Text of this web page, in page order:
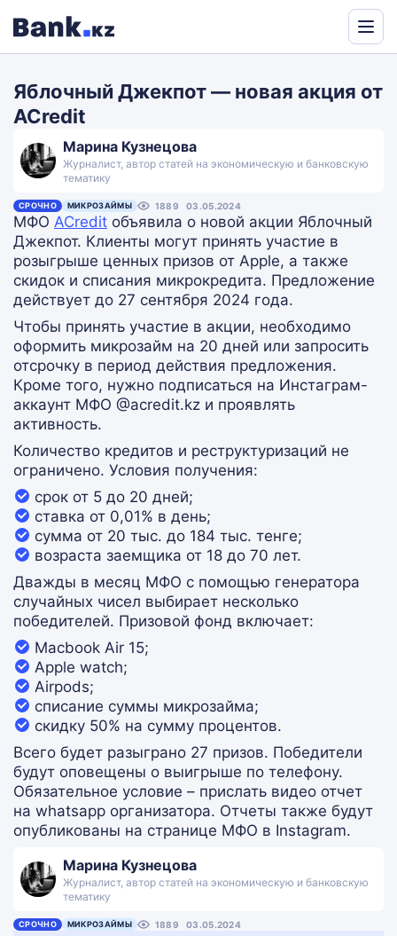
Translate
Яблочный Джекпот — новая акция от
ACredit
Марина Кузнецова
Журналист, автор статей на экономическую и банковскую
тематику
СРОЧНО МИКРОЗАЙМЫ 1889 03.05.2024
МФО ACredit объявила о новой акции Яблочный
Джекпот. Клиенты могут принять участие в
розыгрыше ценных призов от Apple, а также
скидок и списания микрокредита. Предложение
действует до 27 сентября 2024 года.
Чтобы принять участие в акции, необходимо
оформить микрозайм на 20 дней или запросить
отсрочку в период действия предложения.
Кроме того, нужно подписаться на Инстаграм-
аккаунт МФО @acredit.kz и проявлять
активность.
Количество кредитов и реструктуризаций не
ограничено. Условия получения:
срок от 5 до 20 дней;
ставка от 0,01% в день;
сумма от 20 тыс. до 184 тыс. тенге;
возраста заемщика от 18 до 70 лет.
Дважды в месяц МФО с помощью генератора
случайных чисел выбирает несколько
победителей. Призовой фонд включает:
Macbook Air 15;
Apple watch;
Airpods;
списание суммы микрозайма;
скидку 50% на сумму процентов.
Всего будет разыграно 27 призов. Победители
будут оповещены о выигрыше по телефону.
Обязательное условие – прислать видео отчет
на whatsapp организатора. Отчеты также будут
опубликованы на странице МФО в Instagram.
Марина Кузнецова
Журналист, автор статей на экономическую и банковскую
тематику
СРОЧНО МИКРОЗАЙМЫ 1889 03.05.2024